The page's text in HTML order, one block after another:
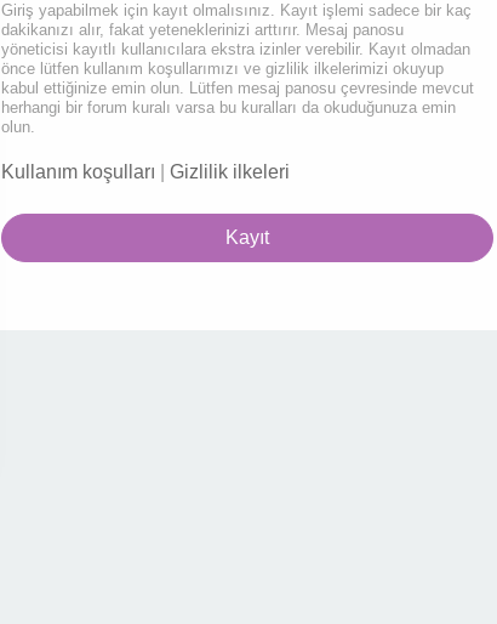
Giriş yapabilmek için kayıt olmalısınız. Kayıt işlemi sadece bir kaç
dakikanızı alır, fakat yeteneklerinizi arttırır. Mesaj panosu
yöneticisi kayıtlı kullanıcılara ekstra izinler verebilir. Kayıt olmadan
önce lütfen kullanım koşullarımızı ve gizlilik ilkelerimizi okuyup
kabul ettiğinize emin olun. Lütfen mesaj panosu çevresinde mevcut
herhangi bir forum kuralı varsa bu kuralları da okuduğunuza emin
olun.
Kullanım koşulları Gizlilik ilkeleri
Kayıt